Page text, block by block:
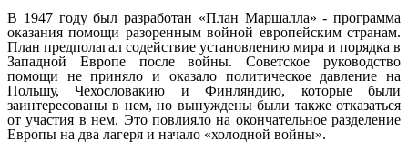
В 1947 году был разработан «План Маршалла» - программа
оказания помощи разоренным войной европейским странам.
План предполагал содействие установлению мира и порядка в
Западной Европе после войны. Советское руководство
помощи не приняло и оказало политическое давление на
Польшу, Чехословакию и Финляндию, которые были
заинтересованы в нем, но вынуждены были также отказаться
от участия в нем. Это повлияло на окончательное разделение
Европы на два лагеря и начало «холодной войны».